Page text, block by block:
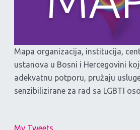
Mapa organizacija, institucija,
ustanova u Bosni i Hercegovini
adekvatnu potporu, pružaju
senzibilizirane za rad sa LGBTI
My Tweets